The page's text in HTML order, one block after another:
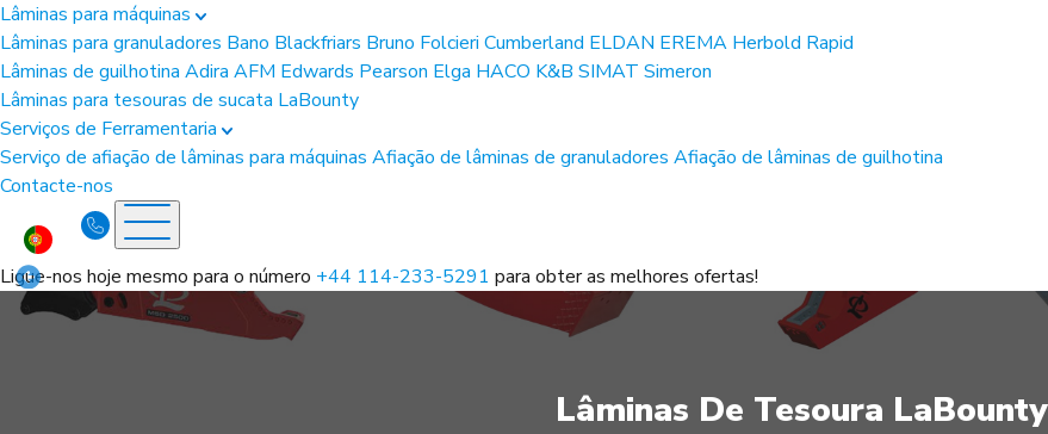
Lâminas para máquinas
Lâminas para granuladores Bano Blackfriars Bruno Folcieri Cumberland ELDAN EREMA Herbold Rapid
Lâminas de guilhotina Adira AFM Edwards Pearson Elga HACO K&B SIMAT Simeron
Lâminas para tesouras de sucata LaBounty
Serviços de Ferramentaria
Serviço de afiação de lâminas para máquinas Afiação de lâminas de granuladores Afiação de lâminas de guilhotina
Contacte-nos
Ligue-nos hoje mesmo para o número +44 114-233-5291 para obter as melhores ofertas!
Lâminas De Tesoura LaBounty